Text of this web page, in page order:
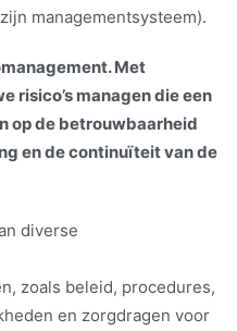
managementsysteem).
Met
risico’s managen die een
op de betrouwbaarheid
en de continuïteit van de
diverse
zoals beleid, procedures,
en zorgdragen voor